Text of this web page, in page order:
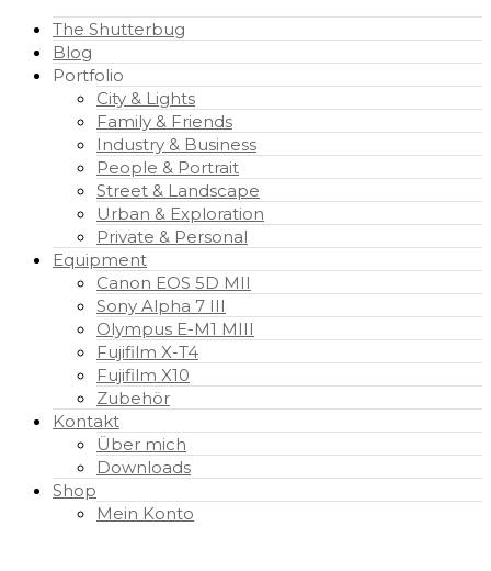
The Shutterbug
Blog
Portfolio
City & Lights
Family & Friends
Industry & Business
People & Portrait
Street & Landscape
Urban & Exploration
Private & Personal
Equipment
Canon EOS 5D MII
Sony Alpha 7 III
Olympus E-M1 MIII
Fujifilm X-T4
Fujifilm X10
Zubehör
Kontakt
Über mich
Downloads
Shop
Mein Konto